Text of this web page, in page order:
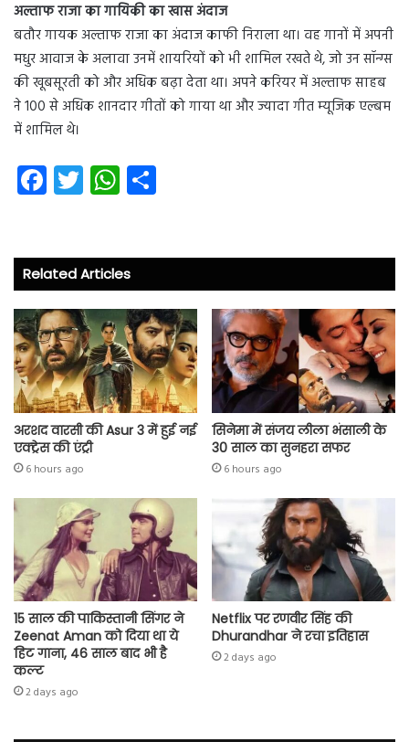
अल्ताफ राजा का गायिकी का खास अंदाज
बतौर गायक अल्ताफ राजा का अंदाज काफी निराला था। वह गानों में अपनी
मधुर आवाज के अलावा उनमें शायरियों को भी शामिल रखते थे, जो उन सॉन्ग्स
की खूबसूरती को और अधिक बढ़ा देता था। अपने करियर में अल्ताफ साहब
ने 100 से अधिक शानदार गीतों को गाया था और ज्यादा गीत म्यूजिक एल्बम
में शामिल थे।
Fa
ce
o
ok
T
wi
er
W
ha
A
p
p
Related Articles
अरशद वारसी की Asur 3 में हुई नई
एक्ट्रेस की एंट्री
6 hours ago
सिनेमा में संजय लीला भंसाली के
30 साल का सुनहरा सफर
6 hours ago
15 साल की पाकिस्तानी सिंगर ने
Zeenat Aman को दिया था ये
हिट गाना, 46 साल बाद भी है
कल्ट
2 days ago
Netflix पर रणवीर सिंह की
Dhurandhar ने रचा इतिहास
2 days ago